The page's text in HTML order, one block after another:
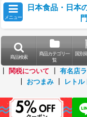
メニュー
日本食品・日本
商品検索
商品カテゴリ一
覧
国別
関税について 有名店
おつまみ レトル